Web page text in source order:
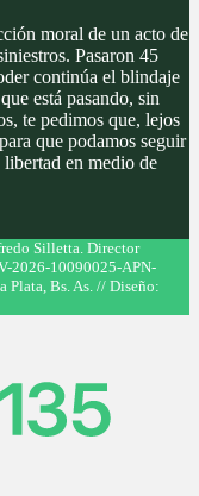
moral de un acto de
Pasaron 45
continúa el blindaje
está pasando, sin
te pedimos que, lejos
que podamos seguir
en medio de
Silletta. Director
2026-10090025-APN-
Bs. As. // Diseño: